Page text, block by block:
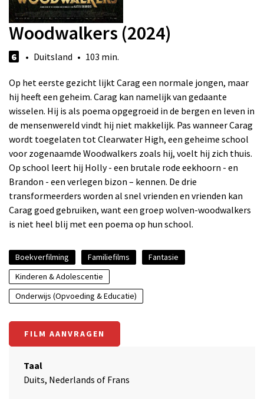
Woodwalkers (2024)
6 • Duitsland • 103 min.
Op het eerste gezicht lijkt Carag een normale jongen, maar
hij heeft een geheim. Carag kan namelijk van gedaante
wisselen. Hij is als poema opgegroeid in de bergen en leven in
de mensenwereld vindt hij niet makkelijk. Pas wanneer Carag
wordt toegelaten tot Clearwater High, een geheime school
voor zogenaamde Woodwalkers zoals hij, voelt hij zich thuis.
Op school leert hij Holly - een brutale rode eekhoorn - en
Brandon - een verlegen bizon – kennen. De drie
transformeerders worden al snel vrienden en vrienden kan
Carag goed gebruiken, want een groep wolven-woodwalkers
is niet heel blij met een poema op hun school.
Boekverfilming Familiefilms
Fantasie
Kinderen & Adolescentie
Onderwijs (Opvoeding & Educatie)
FILM AANVRAGEN
Taal
Duits, Nederlands of Frans